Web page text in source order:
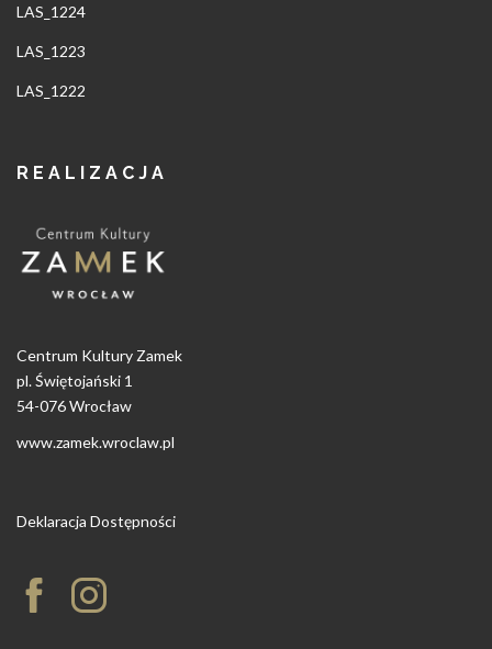
LAS_1224
LAS_1223
LAS_1222
REALIZACJA
Centrum Kultury Zamek
pl. Świętojański 1
54-076 Wrocław
www.zamek.wroclaw.pl
Deklaracja Dostępności